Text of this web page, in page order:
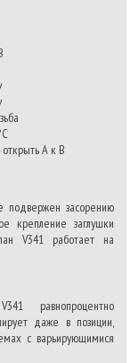
A к B
подвержен засорению
крепление заглушки
V341 работает на
равнопроцентно
даже в позиции,
с варьирующимися